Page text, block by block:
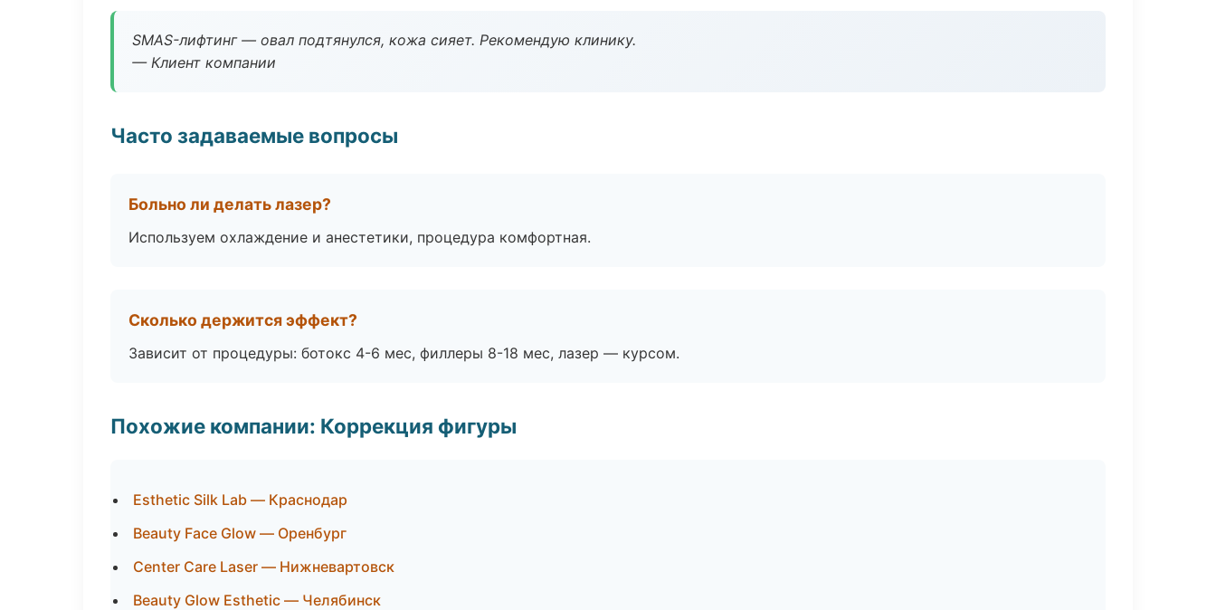
SMAS-лифтинг — овал подтянулся, кожа сияет. Рекомендую клинику.
— Клиент компании
Часто задаваемые вопросы
Больно ли делать лазер?
Используем охлаждение и анестетики, процедура комфортная.
Сколько держится эффект?
Зависит от процедуры: ботокс 4-6 мес, филлеры 8-18 мес, лазер — курсом.
Похожие компании: Коррекция фигуры
Esthetic Silk Lab — Краснодар
Beauty Face Glow — Оренбург
Center Care Laser — Нижневартовск
Beauty Glow Esthetic — Челябинск